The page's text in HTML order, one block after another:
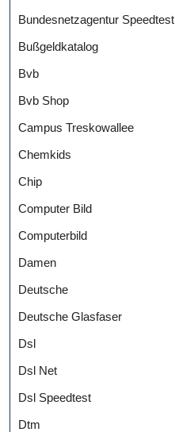
Bundesnetzagentur Speedtest
Bußgeldkatalog
Bvb
Bvb Shop
Campus Treskowallee
Chemkids
Chip
Computer Bild
Computerbild
Damen
Deutsche
Deutsche Glasfaser
Dsl
Dsl Net
Dsl Speedtest
Dtm